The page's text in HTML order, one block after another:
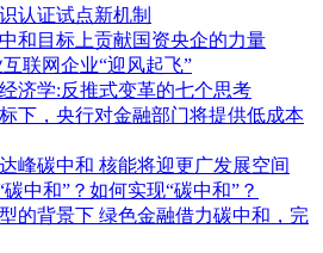
认证试点新机制
和目标上贡献国资央企的力量
联网企业“迎风起飞”
济学:反推式变革的七个思考
下，央行对金融部门将提供低成本
峰碳中和 核能将迎更广发展空间
中和”？如何实现“碳中和”？
的背景下 绿色金融借力碳中和，完